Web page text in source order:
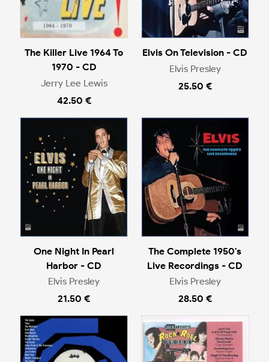
The Killer Live 1964 To
1970 - CD
Jerry Lee Lewis
42.50 €
Elvis On Television - CD
Elvis Presley
25.50 €
One Night In Pearl
Harbor - CD
Elvis Presley
21.50 €
The Complete 1950's
Live Recordings - CD
Elvis Presley
28.50 €